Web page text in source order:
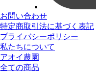
お問い合わせ
特定商取引法に基づく表記
プライバシーポリシー
私たちについて
アオイ農園
全ての商品